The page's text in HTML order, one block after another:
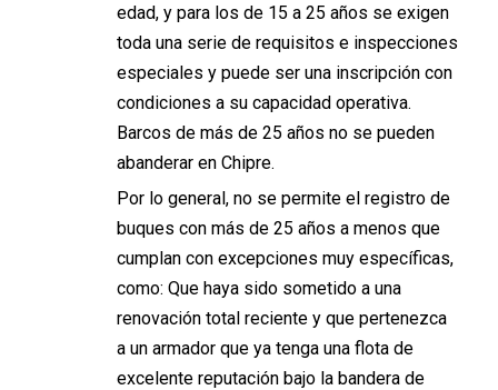
edad, y para los de 15 a 25 años se exigen
toda una serie de requisitos e inspecciones
especiales y puede ser una inscripción con
condiciones a su capacidad operativa.
Barcos de más de 25 años no se pueden
abanderar en Chipre.
Por lo general, no se permite el registro de
buques con más de 25 años a menos que
cumplan con excepciones muy específicas,
como: Que haya sido sometido a una
renovación total reciente y que pertenezca
a un armador que ya tenga una flota de
excelente reputación bajo la bandera de